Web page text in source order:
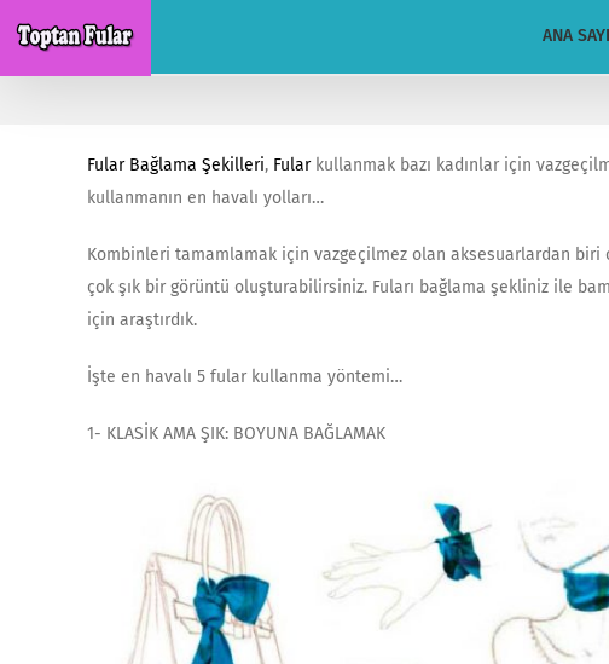
content
ANA
Fular Bağlama Şekilleri, Fularkullanmak bazı kadınlar için
kullanmanın en havalı yolları…
Kombinleri tamamlamak için vazgeçilmez olan aksesuarlardan
çok şık bir görüntü oluşturabilirsiniz. Fuları bağlama şekliniz ile
için araştırdık.
İşte en havalı 5 fular kullanma yöntemi…
1- KLASİK AMA ŞIK: BOYUNA BAĞLAMAK